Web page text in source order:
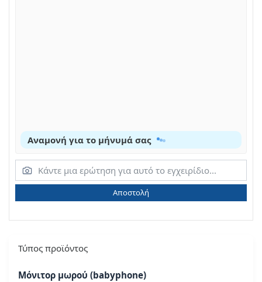
Αναμονή για το μήνυμά σας
Αποστολή
Τύπος προϊόντος
Μόνιτορ μωρού (babyphone)